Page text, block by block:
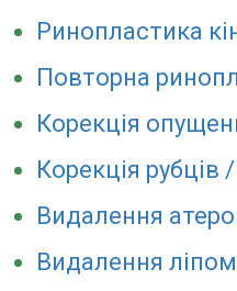
Ринопластика
Повторна
Корекція
Корекція рубців
Видалення
Видалення